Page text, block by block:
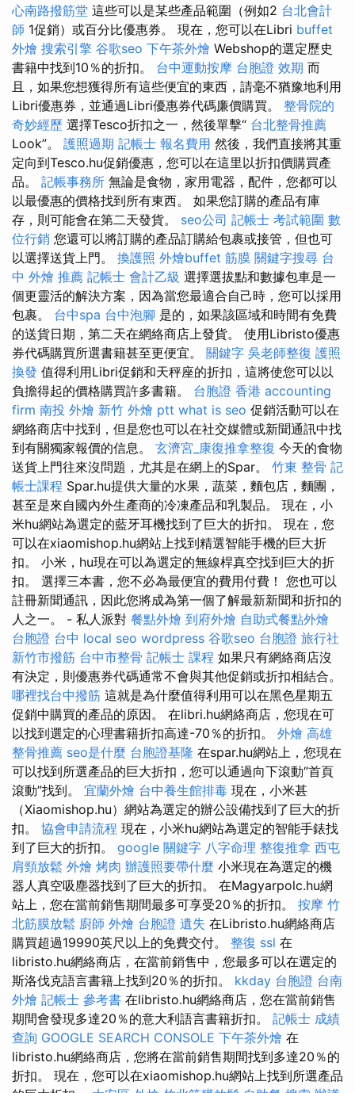
心南路撥筋堂 這些可以是某些產品範圍（例如2 台北會計
師 1促銷）或百分比優惠券。 現在，您可以在Libri buffet
外燴 搜索引擎 谷歌seo 下午茶外燴 Webshop的選定歷史
書籍中找到10％的折扣。 台中運動按摩 台胞證 效期 而
且，如果您想獲得所有這些便宜的東西，請毫不猶豫地利用
Libri優惠券，並通過Libri優惠券代碼廉價購買。 整骨院的
奇妙經歷 選擇Tesco折扣之一，然後單擊“ 台北整骨推薦
Look”。 護照過期 記帳士 報名費用 然後，我們直接將其重
定向到Tesco.hu促銷優惠，您可以在這里以折扣價購買產
品。 記帳事務所 無論是食物，家用電器，配件，您都可以
以最優惠的價格找到所有東西。 如果您訂購的產品有庫
存，則可能會在第二天發貨。 seo公司 記帳士 考試範圍 數
位行銷 您還可以將訂購的產品訂購給包裹或接管，但也可
以選擇送貨上門。 換護照 外燴buffet 筋膜 關鍵字搜尋 台
中 外燴 推薦 記帳士 會計乙級 選擇選拔點和數據包車是一
個更靈活的解決方案，因為當您最適合自己時，您可以採用
包裹。 台中spa 台中泡腳 是的，如果該區域和時間有免費
的送貨日期，第二天在網絡商店上發貨。 使用Libristo優惠
券代碼購買所選書籍甚至更便宜。 關鍵字 吳老師整復 護照
換發 值得利用Libri促銷和天秤座的折扣，這將使您可以以
負擔得起的價格購買許多書籍。 台胞證 香港 accounting
firm 南投 外燴 新竹 外燴 ptt what is seo 促銷活動可以在
網絡商店中找到，但是您也可以在社交媒體或新聞通訊中找
到有關獨家報價的信息。 玄濟宮_康復推拿整復 今天的食物
送貨上門往來沒問題，尤其是在網上的Spar。 竹東 整骨 記
帳士課程 Spar.hu提供大量的水果，蔬菜，麵包店，麵團，
甚至是來自國內外生產商的冷凍產品和乳製品。 現在，小
米hu網站為選定的藍牙耳機找到了巨大的折扣。 現在，您
可以在xiaomishop.hu網站上找到精選智能手機的巨大折
扣。 小米，hu現在可以為選定的無線桿真空找到巨大的折
扣。 選擇三本書，您不必為最便宜的費用付費！ 您也可以
註冊新聞通訊，因此您將成為第一個了解最新新聞和折扣的
人之一。 - 私人派對 餐點外燴 到府外燴 自助式餐點外燴
台胞證 台中 local seo wordpress 谷歌seo 台胞證 旅行社
新竹市撥筋 台中市整骨 記帳士 課程 如果只有網絡商店沒
有決定，則優惠券代碼通常不會與其他促銷或折扣相結合。
哪裡找台中撥筋 這就是為什麼值得利用可以在黑色星期五
促銷中購買的產品的原因。 在libri.hu網絡商店，您現在可
以找到選定的心理書籍折扣高達-70％的折扣。 外燴 高雄
整骨推薦 seo是什麼 台胞證基隆 在spar.hu網站上，您現在
可以找到所選產品的巨大折扣，您可以通過向下滾動“首頁
滾動”找到。 宜蘭外燴 台中養生館排毒 現在，小米甚
（Xiaomishop.hu）網站為選定的辦公設備找到了巨大的折
扣。 協會申請流程 現在，小米hu網站為選定的智能手錶找
到了巨大的折扣。 google 關鍵字 八字命理 整復推拿 西屯
肩頸放鬆 外燴 烤肉 辦護照要帶什麼 小米現在為選定的機
器人真空吸塵器找到了巨大的折扣。 在Magyarpolc.hu網
站上，您在當前銷售期間最多可享受20％的折扣。 按摩 竹
北筋膜放鬆 廚師 外燴 台胞證 遺失 在Libristo.hu網絡商店
購買超過19990英尺以上的免費交付。 整復 ssl 在
libristo.hu網絡商店，在當前銷售中，您最多可以在選定的
斯洛伐克語言書籍上找到20％的折扣。 kkday 台胞證 台南
外燴 記帳士 參考書 在libristo.hu網絡商店，您在當前銷售
期間會發現多達20％的意大利語言書籍折扣。 記帳士 成績
查詢 GOOGLE SEARCH CONSOLE 下午茶外燴 在
libristo.hu網絡商店，您將在當前銷售期間找到多達20％的
折扣。 現在，您可以在xiaomishop.hu網站上找到所選產品